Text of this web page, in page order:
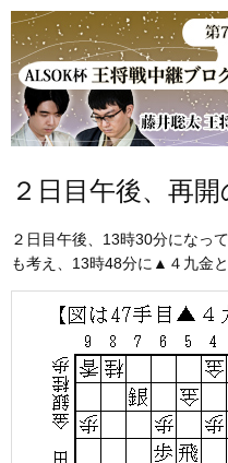
２日目午後、再
２日目午後、13時30分になっ
も考え、13時48分に▲４九金と